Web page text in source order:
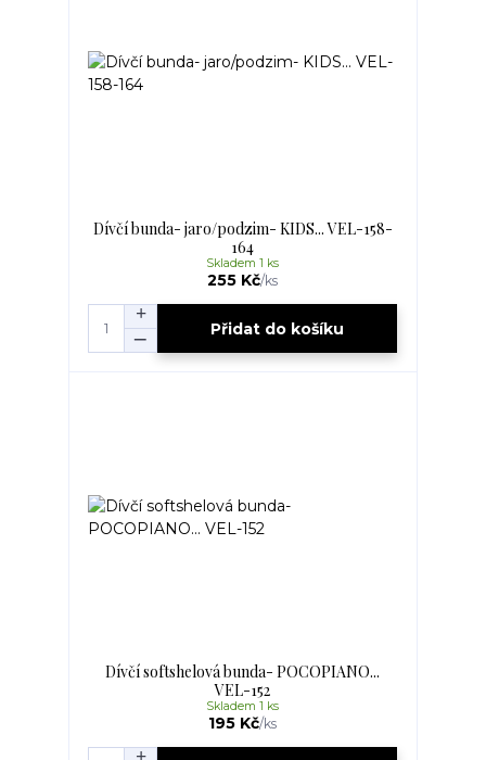
Dívčí bunda- jaro/podzim- KIDS... VEL-158-
164
255 Kč/ks
Skladem 1 ks
Přidat do košíku
Dívčí softshelová bunda- POCOPIANO...
VEL-152
195 Kč/ks
Skladem 1 ks